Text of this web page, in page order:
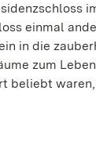
einmal
in die
zum
beliebt